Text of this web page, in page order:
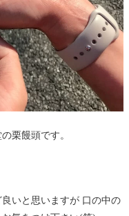
栗饅頭です。
いと思いますが 口の中の